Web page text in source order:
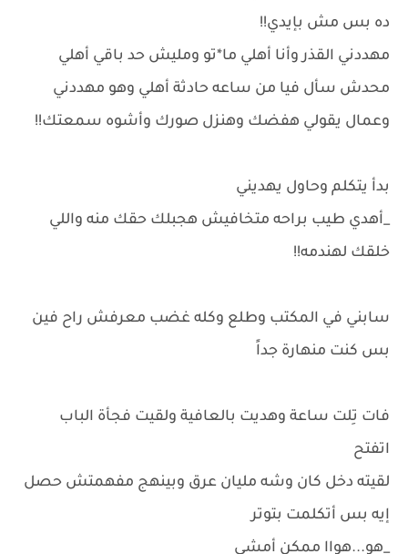
ده بس مش بإيدي!!
مهددني القذر وأنا أهلي ما*تو ومليش حد باقي أهلي
محدش سأل فيا من ساعه حادثة أهلي وهو مهددني
وعمال يقولي هفضك وهنزل صورك وأشوه سمعتك!!
بدأ يتكلم وحاول يهديني
_أهدي طيب براحه متخافيش هجبلك حقك منه واللي
خلقك لهندمه!!
سابني في المكتب وطلع وكله غضب معرفش راح فين
بس كنت منهارة جداً
فات تِلت ساعة وهديت بالعافية ولقيت فجأة الباب
اتفتح
لقيته دخل كان وشه مليان عرق وبينهج مفهمتش حصل
إيه بس أتكلمت بتوتر
_هو...هواا ممكن أمشي